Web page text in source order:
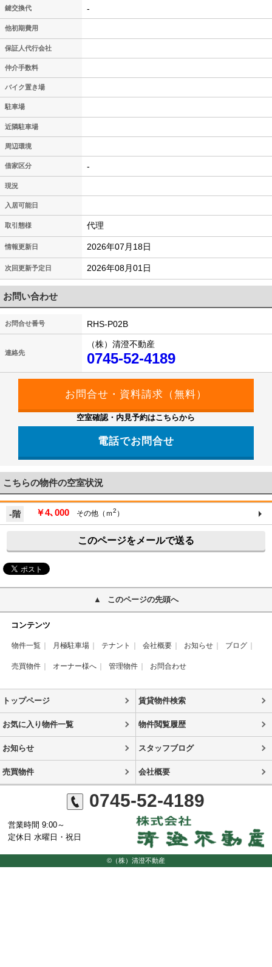
鍵交換代 -
他初期費用
保証人代行会社
仲介手数料
バイク置き場
駐車場
近隣駐車場
周辺環境
借家区分 -
現況
入居可能日
取引態様 代理
情報更新日 2026年07月18日
次回更新予定日 2026年08月01日
お問い合わせ
お問合せ番号 RHS-P02B
連絡先
（株）清澄不動産
0745-52-4189
空室確認・内見予約はこちらから
電話でお問合せ
こちらの物件の空室状況
-階 ￥4､000 その他（ｍ2 ）
このページをメールで送る
このページの先頭へ
コンテンツ
物件一覧 月極駐車場 テナント 会社概要 お知らせ ブログ
売買物件 オーナー様へ 管理物件 お問合わせ
トップページ 賃貸物件検索
お気に入り物件一覧 物件閲覧履歴
お知らせ スタッフブログ
売買物件 会社概要
0745-52-4189
営業時間 9:00～
定休日 水曜日・祝日
©（株）清澄不動産